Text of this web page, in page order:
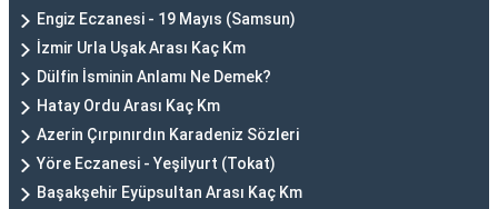
Engiz Eczanesi - 19 Mayıs (Samsun)
İzmir Urla Uşak Arası Kaç Km
Dülfin İsminin Anlamı Ne Demek?
Hatay Ordu Arası Kaç Km
Azerin Çırpınırdın Karadeniz Sözleri
Yöre Eczanesi - Yeşilyurt (Tokat)
Başakşehir Eyüpsultan Arası Kaç Km